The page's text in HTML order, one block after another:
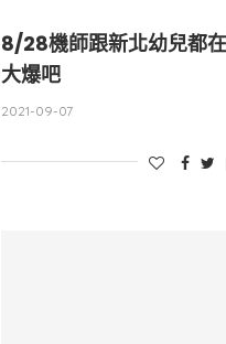
8/28機師跟新北幼兒都
大爆吧
2021-09-07